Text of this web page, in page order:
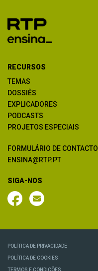
RECURSOS
TEMAS
DOSSIÊS
EXPLICADORES
PODCASTS
PROJETOS ESPECIAIS
FORMULÁRIO DE CONTACTO
ENSINA@RTP.PT
SIGA-NOS
POLÍTICA DE PRIVACIDADE
POLÍTICA DE COOKIES
TERMOS E CONDIÇÕES